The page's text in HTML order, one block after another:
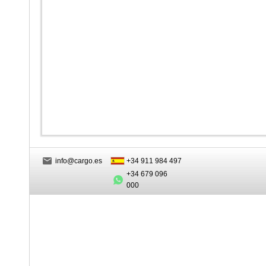
info@cargo.es
+34 911 984 497
+34 679 096
000